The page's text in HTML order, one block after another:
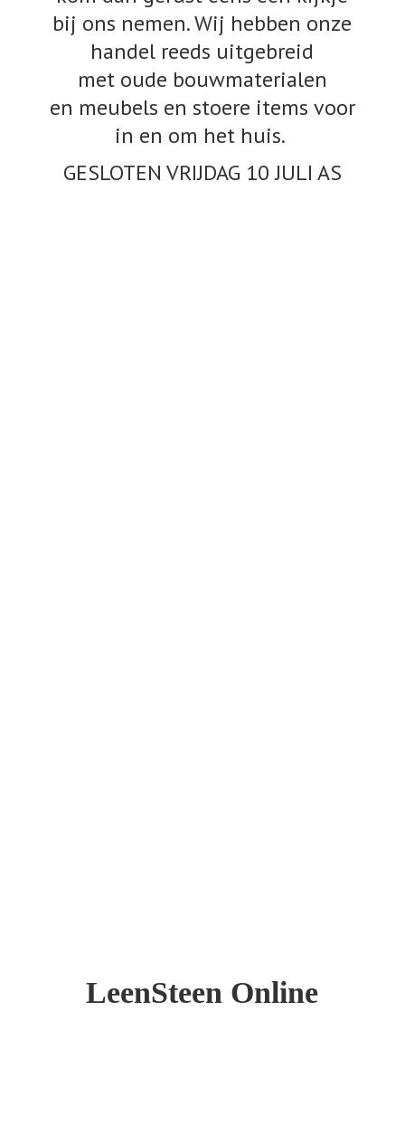
LeenSteen Online
bij ons nemen. Wij hebben onze
handel reeds uitgebreid
met oude bouwmaterialen
en meubels en stoere items voor
in en om het huis.
GESLOTEN VRIJDAG 10JULI AS